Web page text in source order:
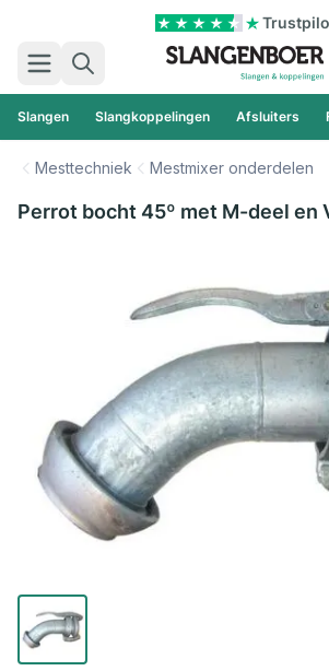
Zoek
Slangen Slangkoppelingen Afsluiters
Mesttechniek Mestmixer onderdelen
Perrot bocht 45º met M-deel en